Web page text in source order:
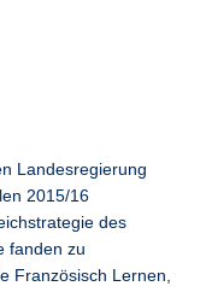
Landesregierung
2015/16
des
fanden zu
Französisch Lernen,